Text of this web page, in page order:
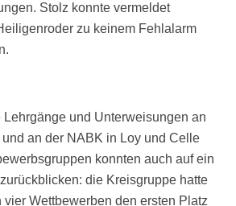
Stolz konnte vermeldet
zu keinem Fehlalarm
Lehrgänge und Unterweisungen an
an der NABK in Loy und Celle
konnten auch auf ein
die Kreisgruppe hatte
Wettbewerben den ersten Platz